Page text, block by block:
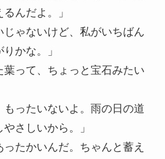
んだよ。」
じゃないけど、私がいちばん
かな。」
葉って、ちょっと宝石みたい
もったいないよ。雨の日の道
さしいから。」
ったかいんだ。ちゃんと蓄え